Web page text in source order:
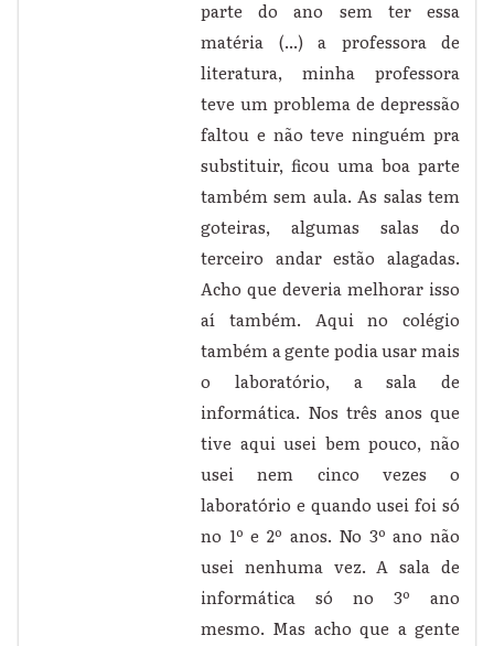
parte do ano sem ter essa
matéria (...) a professora de
literatura, minha professora
teve um problema de depressão
faltou e não teve ninguém pra
substituir, ficou uma boa parte
também sem aula. As salas tem
goteiras, algumas salas do
terceiro andar estão alagadas.
Acho que deveria melhorar isso
aí também. Aqui no colégio
também a gente podia usar mais
o laboratório, a sala de
informática. Nos três anos que
tive aqui usei bem pouco, não
usei nem cinco vezes o
laboratório e quando usei foi só
no 1º e 2º anos. No 3º ano não
usei nenhuma vez. A sala de
informática só no 3º ano
mesmo. Mas acho que a gente